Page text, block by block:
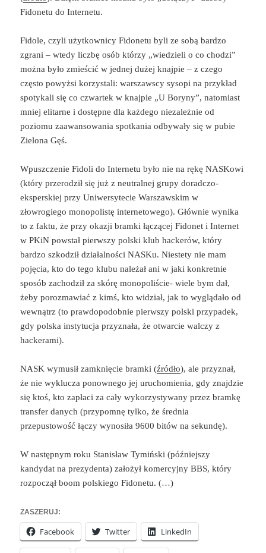
Fidonetu do Internetu.
Fidole, czyli użytkownicy Fidonetu byli ze sobą bardzo
zgrani – wtedy liczbę osób którzy „wiedzieli o co chodzi”
można było zmieścić w jednej dużej knajpie – z czego
często powyżsi korzystali: warszawscy sysopi na przykład
spotykali się co czwartek w knajpie „U Boryny”, natomiast
mniej elitarne i dostępne dla każdego niezależnie od
poziomu zaawansowania spotkania odbywały się w pubie
Zielona Gęś.
Wpuszczenie Fidoli do Internetu było nie na rękę NASKowi
(który przerodził się już z neutralnej grupy doradczo-
eksperskiej przy Uniwersytecie Warszawskim w
złowrogiego monopolistę internetowego). Głównie wynika
to z faktu, że przy okazji bramki łączącej Fidonet i Internet
w PKiN powstał pierwszy polski klub hackerów, który
bardzo szkodził działalności NASKu. Niestety nie mam
pojęcia, kto do tego klubu należał ani w jaki konkretnie
sposób zachodził za skórę monopoliście- wiele bym dał,
żeby porozmawiać z kimś, kto widział, jak to wyglądało od
wewnątrz (to prawdopodobnie pierwszy polski przypadek,
gdy polska instytucja przyznała, że otwarcie walczy z
hackerami).
NASK wymusił zamknięcie bramki (źródło), ale przyznał,
że nie wyklucza ponownego jej uruchomienia, gdy znajdzie
się ktoś, kto zapłaci za cały wykorzystywany przez bramkę
transfer danych (przypomnę tylko, że średnia
przepustowość łączy wynosiła 9600 bitów na sekundę).
W następnym roku Stanisław Tymiński (późniejszy
kandydat na prezydenta) założył komercyjny BBS, który
rozpoczął boom polskiego Fidonetu. (…)
ZASZERUJ:
Facebook Twitter LinkedIn